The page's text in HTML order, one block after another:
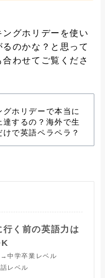
グホリデーを使い
のかな？と思って
わせてご覧くださ
グホリデーで本当に
達するの？海外で生
けで英語ペラペラ？
行く前の英語力は
中学卒業レベル
レベル